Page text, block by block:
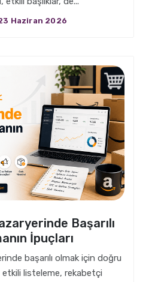
Haziran 2026
Başarılı
İpuçları
başarılı olmak için doğru
etkili listeleme, rekabetçi